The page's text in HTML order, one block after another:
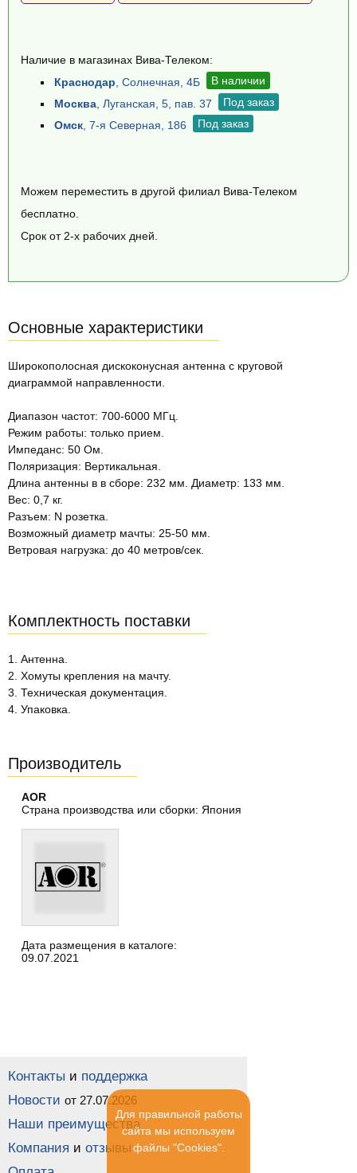
Наличие в магазинах Вива-Телеком:
Краснодар , Солнечная, 4Б
В наличии
Москва , Луганская, 5, пав. 37
Под заказ
Омск , 7-я Северная, 186 Под заказ
Можем переместить в другой филиал Вива-Телеком
бесплатно.
Срок от 2-х рабочих дней.
Основные характеристики
Широкополосная дискоконусная антенна с круговой
диаграммой направленности.
Диапазон частот: 700-6000 МГц.
Режим работы: только прием.
Импеданс: 50 Ом.
Поляризация: Вертикальная.
Длина антенны в в сборе: 232 мм. Диаметр: 133 мм.
Вес: 0,7 кг.
Разъем: N розетка.
Возможный диаметр мачты: 25-50 мм.
Ветровая нагрузка: до 40 метров/сек.
Комплектность поставки
1. Антенна.
2. Хомуты крепления на мачту.
3. Техническая документация.
4. Упаковка.
Производитель
AOR
Страна производства или сборки: Япония
Дата размещения в каталоге:
09.07.2021
Контакты и поддержка
Новости от 27.07.2026
Наши преимущества
Компания и отзывы
Для правильной работы
сайта мы используем
файлы "Cookies".